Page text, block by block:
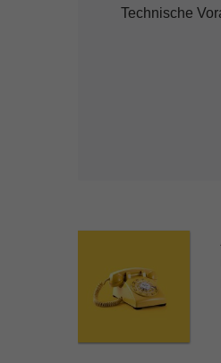
Technische